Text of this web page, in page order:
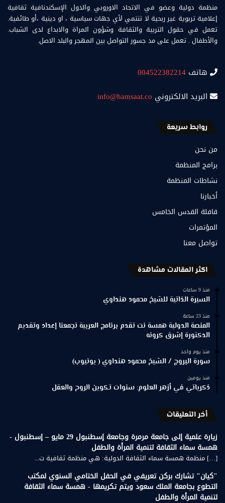
منظمة دولية وعضو في الاتحاد الاوروبي والدول الإسكندنافية ثقافية
إعلامية تربوية غير ربحية لا تنتمي لأي جهات سياسية ، او دينية ،أو طائفية.
تعمل في حقول التربية والثقافة وشؤون المراة والابداع لدى الشباب.
والأطفال . تعمل على مد جسور التواصل بين المهجر والبلد الاصل.
هاتف 004522382214
البريد الالكتروني info@hamsaat.co
روابط سريعة
من نحن
برامج المنظمة
نشاطات المنظمة
أخبارنا
قافلة القدس الخامس
المؤتمرات
تواصل معنا
اكثر المقالات مشاهدة
منذ 9 ساعات
السيرة الذاتية للشيخ محمود هنداوي
منذ 23 ساعة
المنصة الدولية همسة نت تقدم برنامج العربية تجمعنا إعداد وتقديم
الدكتورة إشرق كرونه
منذ يوم واحد
سورة البروج / الشيخ محمود هنداوي ( يوتيوب)
منذ يومين
ذكرياتي في أزهر العلوم: سنوات تكوين الروح والعقل
أخر التعليقات
زيارة علمية إلى جامعة مرمرة وجامعة إسطنبول 29 مايو – إسطنبول -
همسة سماء الثقافة لتنمية المرأة والطفل
[…] منظمة همسة سماء الثقافة الدولية: هي منظمة ثقافية ت...
"كيان" تشارك بركن تعريفي في الحفل الختامي السنوي لمكتب
التطوع بجامعة الملك سعود ويتم تكريمها - همسة سماء الثقافة
لتنمية المرأة والطفل